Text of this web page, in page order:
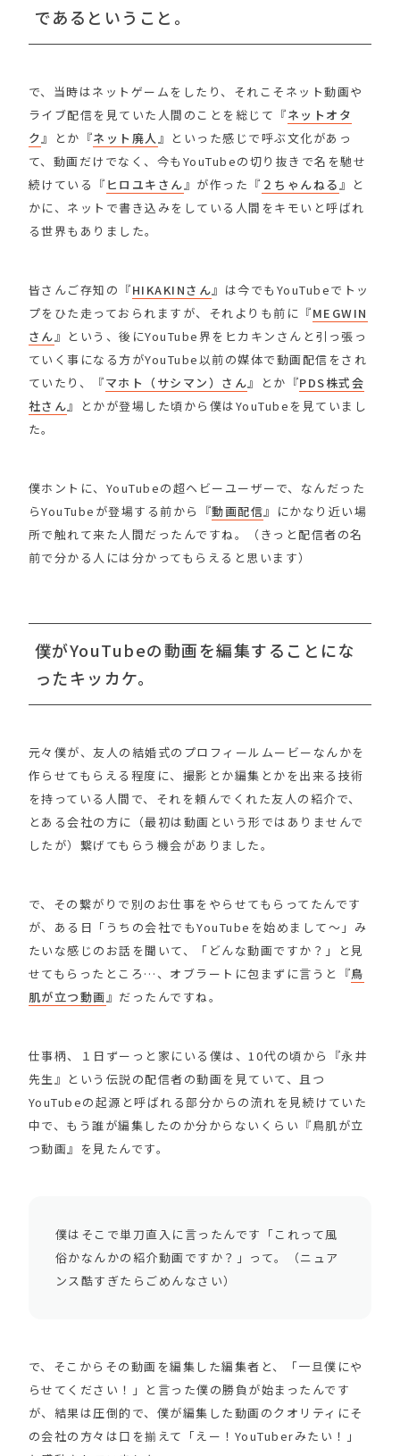
であるということ。
で、当時はネットゲームをしたり、それこそネット動画や
ライブ配信を見ていた人間のことを総じて『ネットオタ
ク 』とか『ネット廃人 』といった感じで呼ぶ文化があっ
て、動画だけでなく、今もYouTubeの切り抜きで名を馳せ
続けている『 ヒロユキさん 』が作った『 ２ちゃんねる 』と
かに、ネットで書き込みをしている人間をキモいと呼ばれ
る世界もありました。
皆さんご存知の『HIKAKINさん 』は今でもYouTubeでトッ
プをひた走っておられますが、それよりも前に『MEGWIN
さん 』という、後にYouTube界をヒカキンさんと引っ張っ
ていく事になる方がYouTube以前の媒体で動画配信をされ
ていたり、『マホト（サシマン）さん 』とか『PDS株式会
社さん 』とかが登場した頃から僕はYouTubeを見ていまし
た。
僕ホントに、YouTubeの超ヘビーユーザーで、なんだった
らYouTubeが登場する前から『動画配信 』にかなり近い場
所で触れて来た人間だったんですね。（きっと配信者の名
前で分かる人には分かってもらえると思います）
僕がYouTubeの動画を編集することにな
ったキッカケ。
元々僕が、友人の結婚式のプロフィールムービーなんかを
作らせてもらえる程度に、撮影とか編集とかを出来る技術
を持っている人間で、それを頼んでくれた友人の紹介で、
とある会社の方に（最初は動画という形ではありませんで
したが）繋げてもらう機会がありました。
で、その繋がりで別のお仕事をやらせてもらってたんです
が、ある日「うちの会社でもYouTubeを始めまして〜」み
たいな感じのお話を聞いて、「どんな動画ですか？」と見
せてもらったところ…、オブラートに包まずに言うと『鳥
肌が立つ動画 』だったんですね。
仕事柄、１日ずーっと家にいる僕は、10代の頃から『永井
先生』という伝説の配信者の動画を見ていて、且つ
YouTubeの起源と呼ばれる部分からの流れを見続けていた
中で、もう誰が編集したのか分からないくらい『鳥肌が立
つ動画』を見たんです。
僕はそこで単刀直入に言ったんです「これって風
俗かなんかの紹介動画ですか？」って。（ニュア
ンス酷すぎたらごめんなさい）
で、そこからその動画を編集した編集者と、「一旦僕にや
らせてください！」と言った僕の勝負が始まったんです
が、結果は圧倒的で、僕が編集した動画のクオリティにそ
の会社の方々は口を揃えて「えー！YouTuberみたい！」